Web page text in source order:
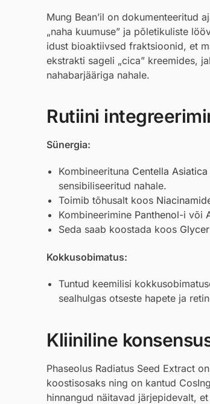
Mung Bean’il on dokumenteeritud
„naha kuumuse” ja põletikuliste
idust bioaktiivsed fraktsioonid, et
ekstrakti sageli „cica” kreemides,
nahabarjääriga nahale.
Rutiini
Sünergia:
Kombineerituna Centella
sensibiliseeritud nahale.
Toimib tõhusalt koos
Kombineerimine Panthenol-i või
Seda saab koostada koos
Kokkusobimatus:
Tuntud keemilisi
sealhulgas otseste hapete ja
Kliiniline
Phaseolus Radiatus Seed Extract
koostisosaks ning on kantud
hinnangud näitavad järjepidevalt,